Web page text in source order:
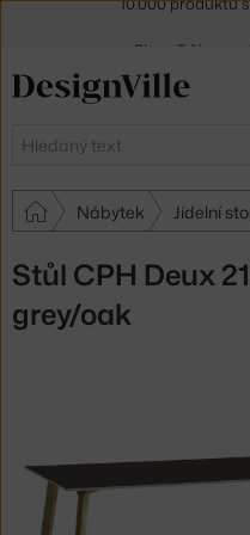
Hledat
Nábytek Jídelní
Stůl CPH Deux
grey/oak
30 dní